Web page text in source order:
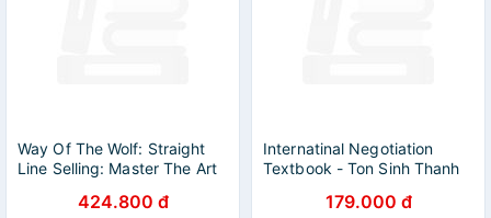
Way Of The Wolf: Straight
Line Selling: Master The Art
And Success424.800 đ
Internatinal Negotiation
Textbook - Ton Sinh Thanh
179.000 đ